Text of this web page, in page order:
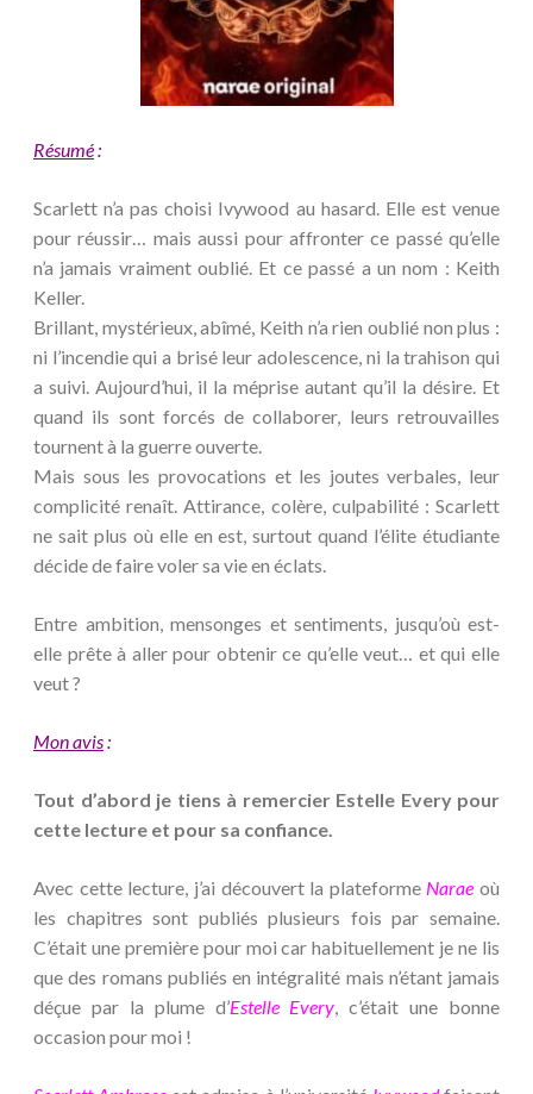
Résumé:
Scarlett n’a pas choisi Ivywood au hasard. Elle est venue
pour réussir… mais aussi pour affronter ce passé qu’elle
n’a jamais vraiment oublié. Et ce passé a un nom : Keith
Keller.
Brillant, mystérieux, abîmé, Keith n’a rien oublié non plus :
ni l’incendie qui a brisé leur adolescence, ni la trahison qui
a suivi. Aujourd’hui, il la méprise autant qu’il la désire. Et
quand ils sont forcés de collaborer, leurs retrouvailles
tournent à la guerre ouverte.
Mais sous les provocations et les joutes verbales, leur
complicité renaît. Attirance, colère, culpabilité : Scarlett
ne sait plus où elle en est, surtout quand l’élite étudiante
décide de faire voler sa vie en éclats.
Entre ambition, mensonges et sentiments, jusqu’où est-
elle prête à aller pour obtenir ce qu’elle veut… et qui elle
veut ?
Mon avis:
Tout d’abord je tiens à remercier Estelle Every pour
cette lecture et pour sa confiance.
Avec cette lecture, j’ai découvert la plateforme Narae où
les chapitres sont publiés plusieurs fois par semaine.
C’était une première pour moi car habituellement je ne lis
que des romans publiés en intégralité mais n’étant jamais
déçue par la plume d’Estelle Every, c’était une bonne
occasion pour moi !